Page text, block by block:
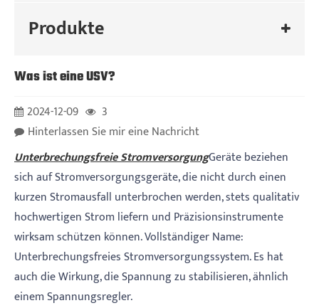
Produkte
Was ist eine USV?
2024-12-09
3
Hinterlassen Sie mir eine Nachricht
Unterbrechungsfreie StromversorgungGeräte beziehen
sich auf Stromversorgungsgeräte, die nicht durch einen
kurzen Stromausfall unterbrochen werden, stets qualitativ
hochwertigen Strom liefern und Präzisionsinstrumente
wirksam schützen können. Vollständiger Name:
Unterbrechungsfreies Stromversorgungssystem. Es hat
auch die Wirkung, die Spannung zu stabilisieren, ähnlich
einem Spannungsregler.